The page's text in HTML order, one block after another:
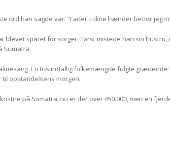
ord han sagde var: "Fader, i dine hænder betror jeg
blevet sparet for sorger, Først mistede han sin
Sumatra.
En tusindtallig folkemængde fulgte
opstandelsens morgen.
på Sumatra, nu er der over 450.000, men en